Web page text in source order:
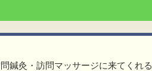
鍼灸・訪問マッサージに来てくれる